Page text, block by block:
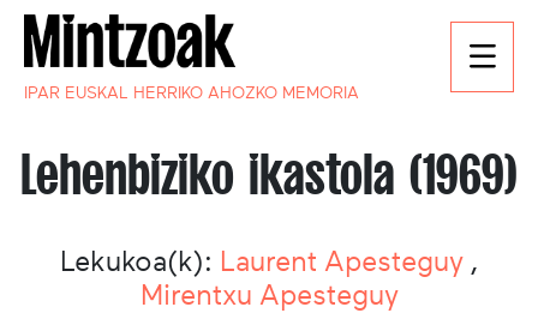
IPAR EUSKAL HERRIKO AHOZKO MEMORIA
Lehenbiziko ikastola (1969)
Lekukoa(k): Laurent Apesteguy ,
Mirentxu Apesteguy